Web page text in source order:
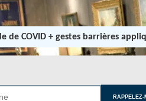
de COVID + gestes barrières